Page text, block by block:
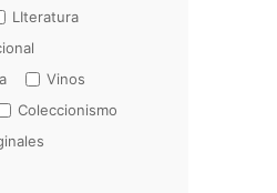
LIteratura
Vinos
Coleccionismo